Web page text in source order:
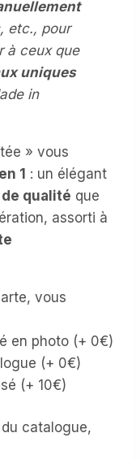
etc., pour
à ceux que
uniques
in
» vous
1 : un élégant
qualité que
assorti à
vous
en photo (+ 0€)
(+ 0€)
(+ 10€)
catalogue,